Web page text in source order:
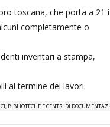
toscana, che porta a 21 i
completamente o
inventari a stampa,
al termine dei lavori.
BIBLIOTECHE E CENTRI DI